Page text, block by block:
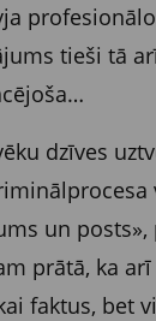
tieši tā
dzīves
un
prātā, ka
faktus, bet